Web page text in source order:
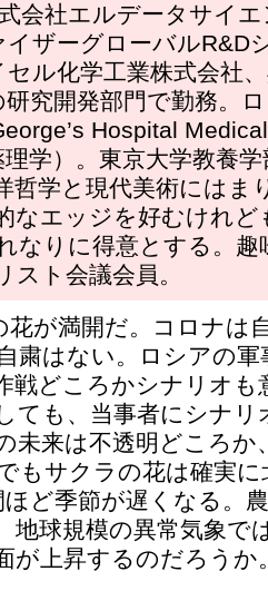
会社エルデータサイ
イザーグローバルR&D
セル化学工業株式会社
研究開発部門で勤務。
Hospital
理学）。東京大学教養
哲学と現代美術にはま
なエッジを好むけれど
なりに得意とする。趣
スト会議会員。
花が満開だ。コロナは
粛はない。ロシアの軍
戦どころかシナリオも
ても、当事者にシナ
未来は不透明どころか
もサクラの花は確実
ど季節が遅くなる。
地球規模の異常気象で
が上昇するのだろうか